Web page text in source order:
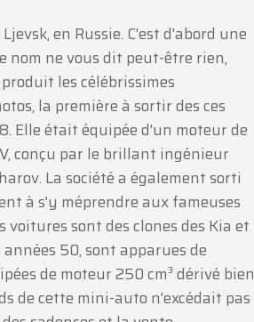
en Russie. C'est d'abord une
nom ne vous dit peut-être rien,
les célébrissimes
la première à sortir des ces
Elle était équipée d'un moteur de
conçu par le brillant ingénieur
La société a également sorti
à s'y méprendre aux fameuses
sont des clones des Kia et
années 50, sont apparues de
de moteur 250 cm³ dérivé bien
de cette mini-auto n'excédait pas